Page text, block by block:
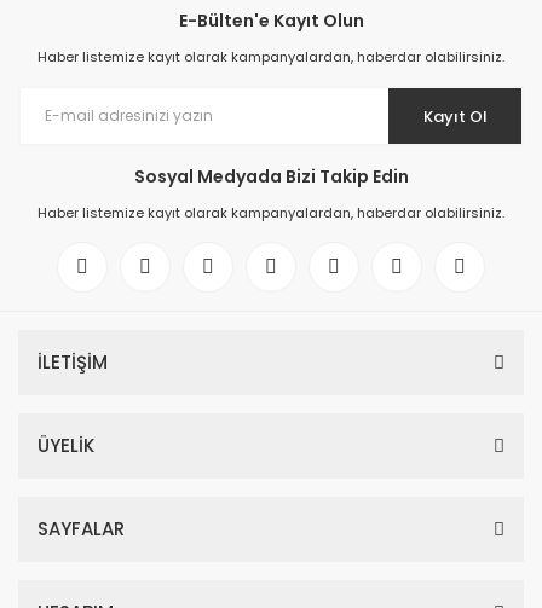
E-Bülten'e Kayıt Olun
Haber listemize kayıt olarak kampanyalardan, haberdar olabilirsiniz.
Kayıt Ol
Sosyal Medyada Bizi Takip Edin
Haber listemize kayıt olarak kampanyalardan, haberdar olabilirsiniz.
İLETİŞİM
ÜYELİK
SAYFALAR